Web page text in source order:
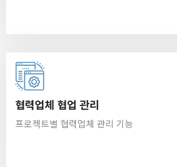
협력업체 협업 관리
프로젝트별 협력업체 관리 기능